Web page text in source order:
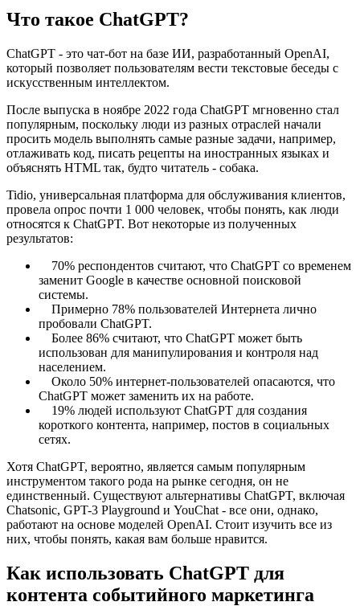
Что такое ChatGPT?
ChatGPT - это чат-бот на базе ИИ, разработанный OpenAI,
который позволяет пользователям вести текстовые беседы с
искусственным интеллектом.
После выпуска в ноябре 2022 года ChatGPT мгновенно стал
популярным, поскольку люди из разных отраслей начали
просить модель выполнять самые разные задачи, например,
отлаживать код, писать рецепты на иностранных языках и
объяснять HTML так, будто читатель - собака.
Tidio, универсальная платформа для обслуживания клиентов,
провела опрос почти 1 000 человек, чтобы понять, как люди
относятся к ChatGPT. Вот некоторые из полученных
результатов:
70% респондентов считают, что ChatGPT со временем
заменит Google в качестве основной поисковой
системы.
Примерно 78% пользователей Интернета лично
пробовали ChatGPT.
Более 86% считают, что ChatGPT может быть
использован для манипулирования и контроля над
населением.
Около 50% интернет-пользователей опасаются, что
ChatGPT может заменить их на работе.
19% людей используют ChatGPT для создания
короткого контента, например, постов в социальных
сетях.
Хотя ChatGPT, вероятно, является самым популярным
инструментом такого рода на рынке сегодня, он не
единственный. Существуют альтернативы ChatGPT, включая
Chatsonic, GPT-3 Playground и YouChat - все они, однако,
работают на основе моделей OpenAI. Стоит изучить все из
них, чтобы понять, какая вам больше нравится.
Как использовать ChatGPT для
контента событийного маркетинга